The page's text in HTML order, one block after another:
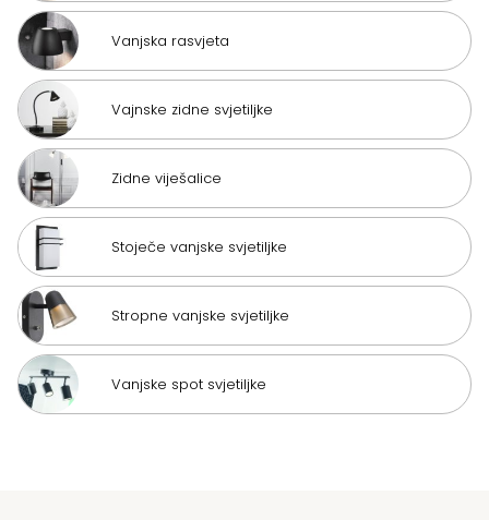
Vanjska rasvjeta
Vajnske zidne svjetiljke
Zidne viješalice
Stoječe vanjske svjetiljke
Stropne vanjske svjetiljke
Vanjske spot svjetiljke